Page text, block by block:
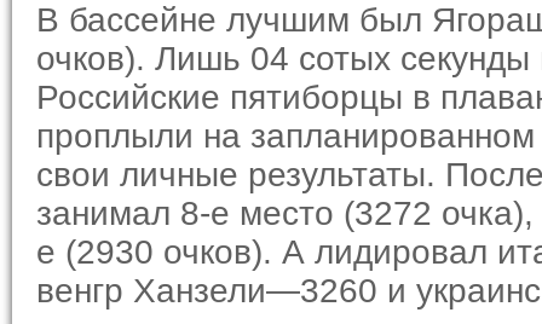
В бассейне лучшим был
очков). Лишь 04 сотых
Российские пятиборцы в
проплыли на
свои лич­ные результаты.
занимал 8-е место (3272
е (2930 очков). А лидировал
венгр Ханзели—3260 и